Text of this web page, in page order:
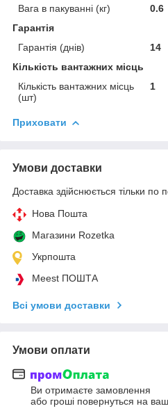
Вага в пакуванні (кг)
0.6
Гарантія
Гарантія (днів)
14
Кількість вантажних місць
Кількість вантажних місць
(шт)
1
Приховати
Умови доставки
Доставка здійснюється тільки по
Нова Пошта
Магазини Rozetka
Укрпошта
Meest ПОШТА
Всі умови доставки
Умови оплати
Ви отримаєте замовлення
або гроші повернуться на